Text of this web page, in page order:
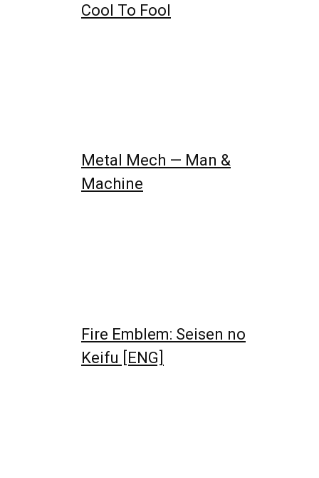
Cool To Fool
Metal Mech — Man &
Machine
Fire Emblem: Seisen no
Keifu [ENG]